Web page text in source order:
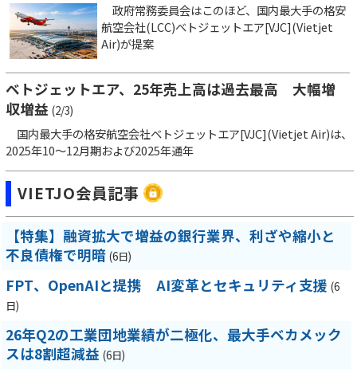
政府常務委員会はこのほど、国内最大手の格安
航空会社(LCC)ベトジェットエア[VJC](Vietjet
Air)が提案
ベトジェットエア、25年売上高は過去最高 大幅増
収増益 (2/3)
国内最大手の格安航空会社ベトジェットエア[VJC](Vietjet Air)は、
2025年10～12月期および2025年通年
VIETJO会員記事
【特集】融資拡大で増益の銀行業界、利ざや縮小と
不良債権で明暗 (6日)
FPT、OpenAIと提携 AI変革とセキュリティ支援 (6
日)
26年Q2の工業団地業績が二極化、最大手ベカメック
スは8割超減益 (6日)